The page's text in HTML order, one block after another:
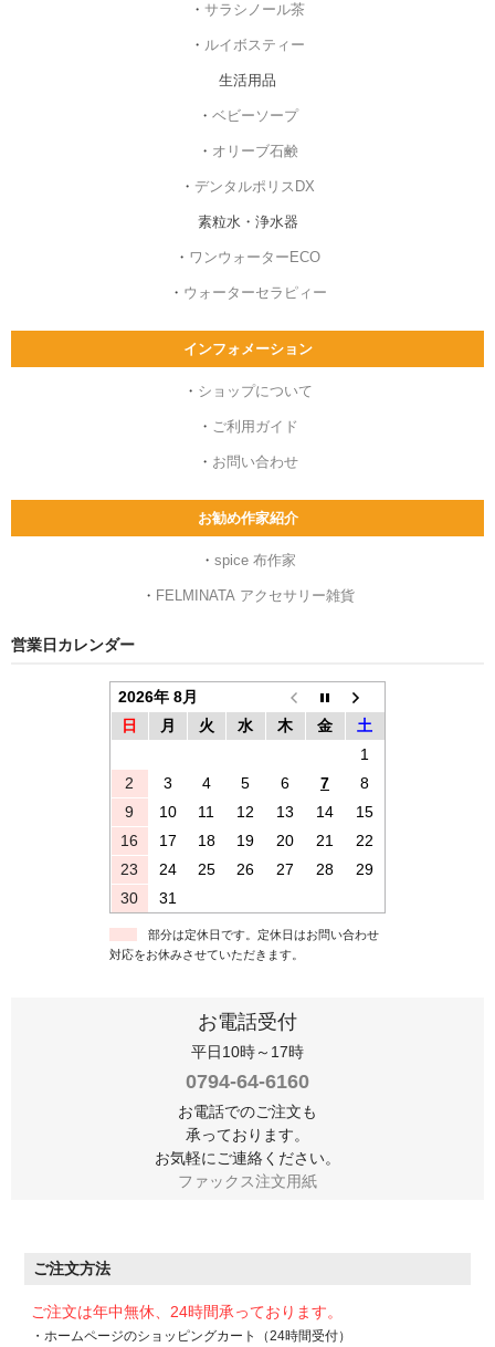
・ サラシノール茶
・ ルイボスティー
生活用品
・ ベビーソープ
・ オリーブ石鹸
・ デンタルポリスDX
素粒水・浄水器
・ ワンウォーターECO
・ ウォーターセラピィー
インフォメーション
・ ショップについて
・ ご利用ガイド
・ お問い合わせ
お勧め作家紹介
・ spice 布作家
・ FELMINATA アクセサリー雑貨
営業日カレンダー
2026年 8月
日
月 火 水 木 金
土
1
2
3 4 5 6 7
8
9
10 11 12 13 14
15
16
17 18 19 20 21
22
23
24 25 26 27 28
29
30
31
部分は定休日です。定休日はお問い合わせ
対応をお休みさせていただきます。
お電話受付
平日10時～17時
0794-64-6160
お電話でのご注文も
承っております。
お気軽にご連絡ください。
ファックス注文用紙
ご注文方法
ご注文は年中無休、24時間承っております。
・ホームページのショッピングカート（24時間受付）